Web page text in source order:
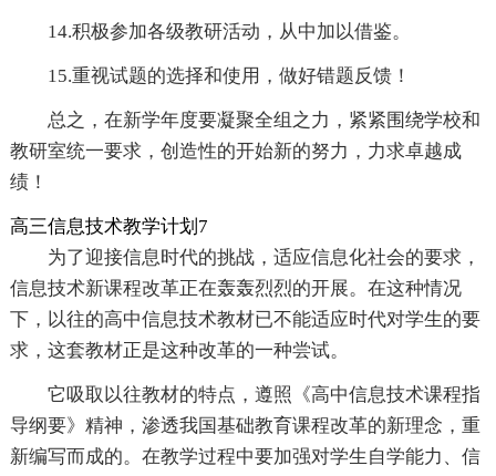
14.积极参加各级教研活动，从中加以借鉴。
15.重视试题的选择和使用，做好错题反馈！
总之，在新学年度要凝聚全组之力，紧紧围绕学校和
教研室统一要求，创造性的开始新的努力，力求卓越成
绩！
高三信息技术教学计划7
为了迎接信息时代的挑战，适应信息化社会的要求，
信息技术新课程改革正在轰轰烈烈的开展。在这种情况
下，以往的高中信息技术教材已不能适应时代对学生的要
求，这套教材正是这种改革的一种尝试。
它吸取以往教材的特点，遵照《高中信息技术课程指
导纲要》精神，渗透我国基础教育课程改革的新理念，重
新编写而成的。在教学过程中要加强对学生自学能力、信